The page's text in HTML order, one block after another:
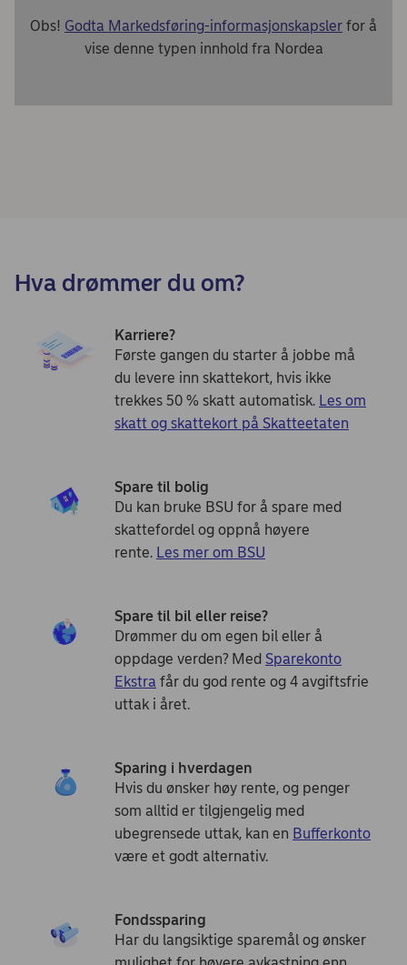
Obs! Godta Markedsføring-informasjonskapsler for å
vise denne typen innhold fra Nordea
Hva drømmer du om?
Karriere?
Første gangen du starter å jobbe må
du levere inn skattekort, hvis ikke
trekkes 50 % skatt automatisk. Les om
skatt og skattekort på Skatteetaten
Spare til bolig
Du kan bruke BSU for å spare med
skattefordel og oppnå høyere
rente. Les mer om BSU
Spare til bil eller reise?
Drømmer du om egen bil eller å
oppdage verden? Med Sparekonto
Ekstra får du god rente og 4 avgiftsfrie
uttak i året.
Sparing i hverdagen
Hvis du ønsker høy rente, og penger
som alltid er tilgjengelig med
ubegrensede uttak, kan en Bufferkonto
være et godt alternativ.
Fondssparing
Har du langsiktige sparemål og ønsker